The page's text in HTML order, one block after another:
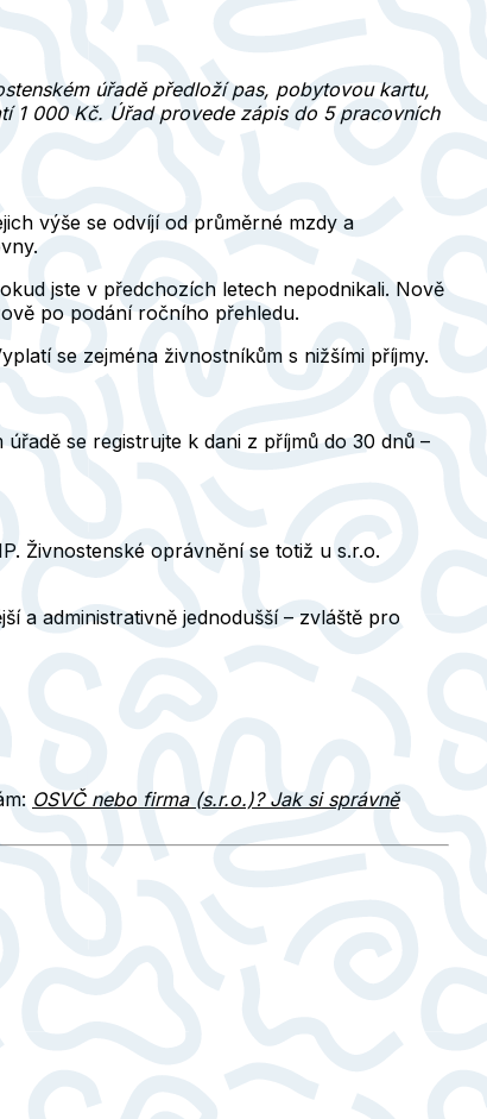
úřadě předloží pas, pobytovou kartu,
1 000 Kč. Úřad provede zápis do 5 pracovních
výše se odvíjí od průměrné mzdy a
jste v předchozích letech nepodnikali. Nově
po podání ročního přehledu.
se zejména živnostníkům s nižšími příjmy.
se registrujte k dani z příjmů do 30 dnů –
Živnostenské oprávnění se totiž u s.r.o.
a administrativně jednodušší– zvláště pro
OSVČ nebo firma (s.r.o.)? Jak si správně